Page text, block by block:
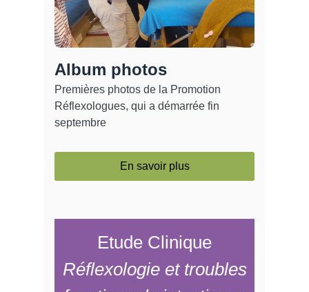
Album photos
Premières photos de la Promotion
Réflexologues, qui a démarrée fin
septembre
En savoir plus
Etude Clinique
Réflexologie et troubles